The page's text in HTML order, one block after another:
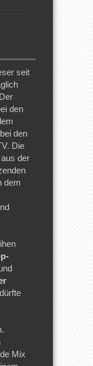
seit
den
den
Die
der
dem
Mix